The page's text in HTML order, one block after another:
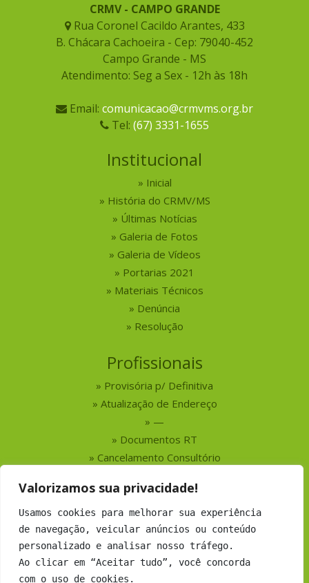
Valorizamos sua privacidade!
Usamos cookies para melhorar sua experiência
de navegação, veicular anúncios ou conteúdo
personalizado e analisar nosso tráfego.
Ao clicar em “Aceitar tudo”, você concorda
com o uso de cookies.
CRMV - CAMPO GRANDE
Rua Coronel Cacildo Arantes, 433
B. Chácara Cachoeira - Cep: 79040-452
Campo Grande - MS
Atendimento: Seg a Sex - 12h às 18h
Email: comunicacao@crmvms.org.br
Tel: (67) 3331-1655
Institucional
Inicial
História do CRMV/MS
Últimas Notícias
Galeria de Fotos
Galeria de Vídeos
Portarias 2021
Materiais Técnicos
Denúncia
Resolução
Profissionais
Provisória p/ Definitiva
Atualização de Endereço
—
Documentos RT
Cancelamento Consultório
Serviços
Busca por Profissionais
Busca por Empresas
Números do CRMV-MS